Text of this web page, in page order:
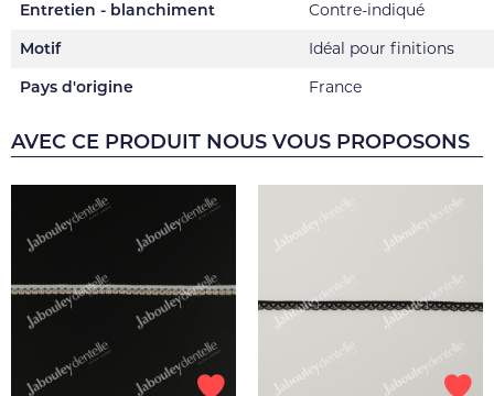
Entretien - blanchiment
Contre-indiqué
Motif
Idéal pour finitions
Pays d'origine
France
AVEC CE PRODUIT NOUS VOUS PROPOSONS